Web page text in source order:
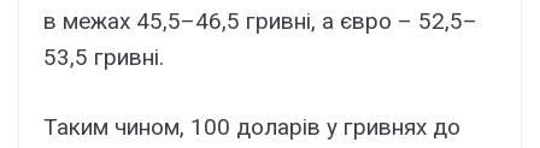
в межах 45,5–46,5 гривні, а євро – 52,5–
53,5 гривні.
Таким чином, 100 доларів у гривнях до